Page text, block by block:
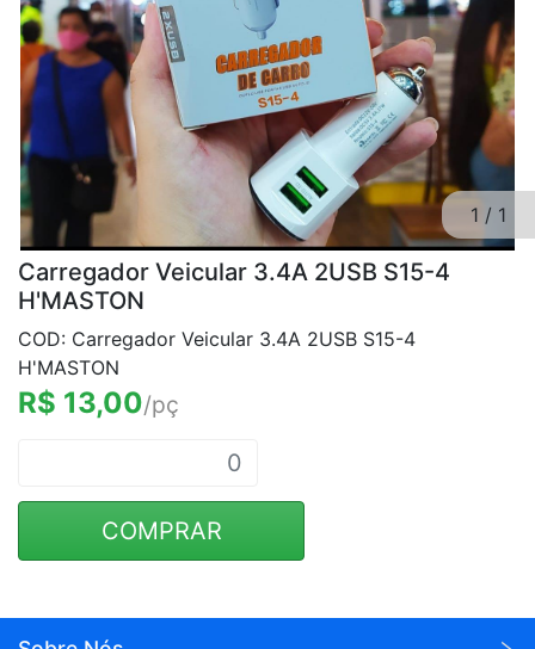
1 / 1
Carregador Veicular 3.4A 2USB S15-4
H'MASTON
COD: Carregador Veicular 3.4A 2USB S15-4
H'MASTON
R$ 13,00/pç
COMPRAR